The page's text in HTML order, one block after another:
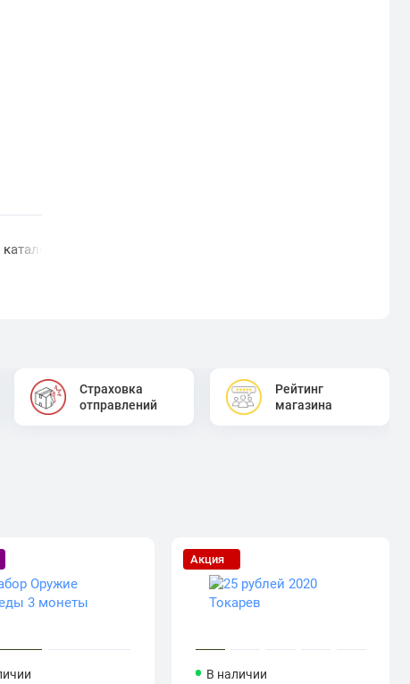
с 1997 года: все серии и выпуски
Страховка
отправлений
Рейтинг
магазина
Акция
В наличии